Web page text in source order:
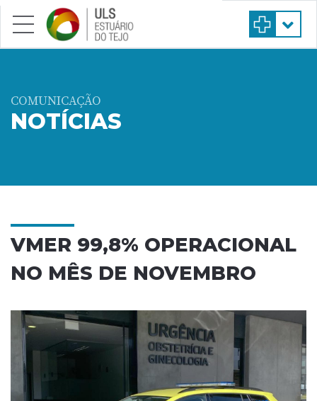
Saltar para conteúdo principal
COMUNICAÇÃO
NOTÍCIAS
VMER 99,8% OPERACIONAL
NO MÊS DE NOVEMBRO